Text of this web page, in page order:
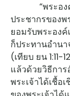
“พระองค์เ
ประชากรของ
ยอมรับพระอง
ก็ประทานอำนา
(เทียบ ยน
แล้วด้วยวิธีกา
พระเจ้าได้เชื้อ